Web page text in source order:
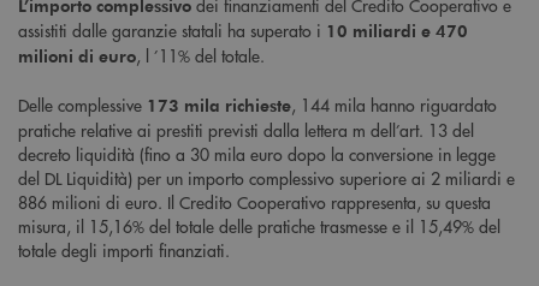
L’importo complessivo dei finanziamenti del Credito Cooperativo e
assistiti dalle garanzie statali ha superato i 10 miliardi e 470
milioni di euro, l ’11% del totale.
Delle complessive 173 mila richieste, 144 mila hanno riguardato
pratiche relative ai prestiti previsti dalla lettera m dell’art. 13 del
decreto liquidità (fino a 30 mila euro dopo la conversione in legge
del DL Liquidità) per un importo complessivo superiore ai 2 miliardi e
886 milioni di euro. Il Credito Cooperativo rappresenta, su questa
misura, il 15,16% del totale delle pratiche trasmesse e il 15,49% del
totale degli importi finanziati.